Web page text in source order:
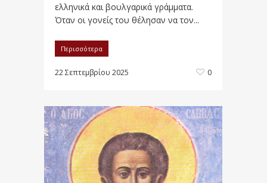
ελληνικά και βουλγαρικά γράμματα.
Όταν οι γονείς του θέλησαν να τον...
Περισσότερα
22 Σεπτεμβρίου 2025 0